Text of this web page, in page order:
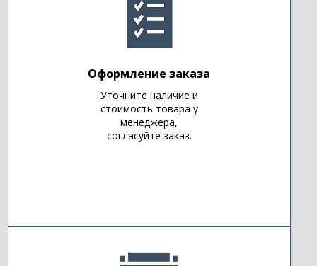
Оформление заказа
Уточните наличие и
стоимость товара у
менеджера,
согласуйте заказ.